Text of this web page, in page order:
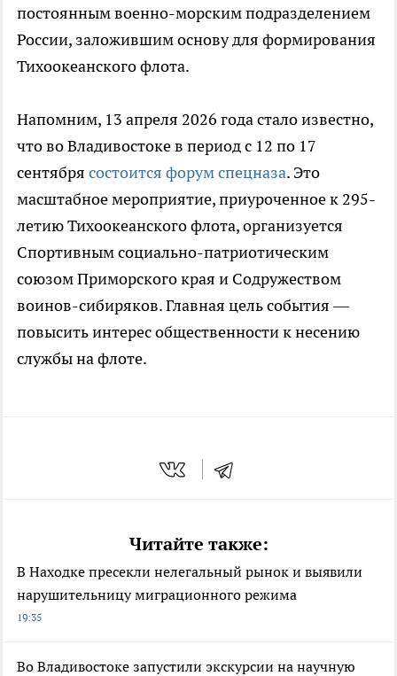
постоянным военно-морским подразделением
России, заложившим основу для формирования
Тихоокеанского флота.
Напомним, 13 апреля 2026 года стало известно,
что во Владивостоке в период с 12 по 17
сентября состоится форум спецназа. Это
масштабное мероприятие, приуроченное к 295-
летию Тихоокеанского флота, организуется
Спортивным социально-патриотическим
союзом Приморского края и Содружеством
воинов-сибиряков. Главная цель события —
повысить интерес общественности к несению
службы на флоте.
Читайте также:
В Находке пресекли нелегальный рынок и выявили
нарушительницу миграционного режима
19:35
Во Владивостоке запустили экскурсии на научную